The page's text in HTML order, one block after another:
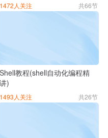
1472人关注 共66节
Shell教程(shell自动化编程精
讲)
1493人关注 共26节